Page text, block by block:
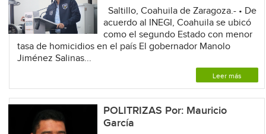
Saltillo, Coahuila de Zaragoza.- • De
acuerdo al INEGI, Coahuila se ubicó
como el segundo Estado con menor
tasa de homicidios en el país El gobernador Manolo
Jiménez Salinas...
Leer más
POLITRIZAS Por: Mauricio
García